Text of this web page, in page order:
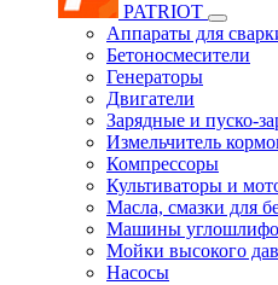
PATRIOT
Аппараты для
Бетоносмесители
Генераторы
Двигатели
Зарядные и пуско-
Измельчитель
Компрессоры
Культиваторы и
Масла, смазки для
Машины
Мойки высокого
Насосы